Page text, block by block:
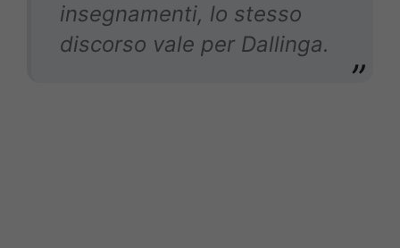
insegnamenti, lo stesso
discorso vale per Dallinga.